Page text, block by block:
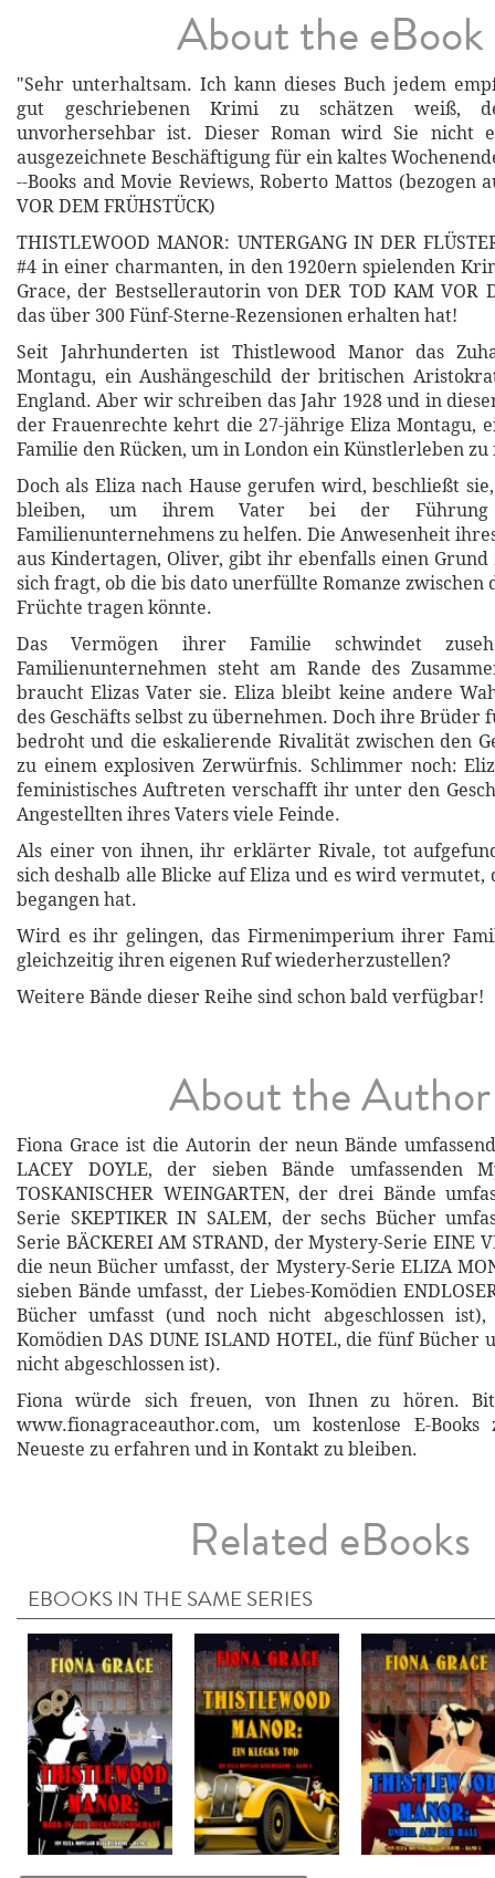
About the eBook
"Sehr unterhaltsam. Ich kann dieses Buch jedem
gut geschriebenen Krimi zu schätzen weiß,
unvorhersehbar ist. Dieser Roman wird Sie nicht
ausgezeichnete Beschäftigung für ein kaltes
--Books and Movie Reviews, Roberto Mattos (bezogen
VOR DEM FRÜHSTÜCK)
THISTLEWOOD MANOR: UNTERGANG IN DER
#4 in einer charmanten, in den 1920ern spielenden
Grace, der Bestsellerautorin von DER TOD KAM VOR
das über 300 Fünf-Sterne-Rezensionen erhalten hat!
Seit Jahrhunderten ist Thistlewood Manor das
Montagu, ein Aushängeschild der britischen
England. Aber wir schreiben das Jahr 1928 und in
der Frauenrechte kehrt die 27-jährige Eliza Montagu,
Familie den Rücken, um in London ein Künstlerleben
Doch als Eliza nach Hause gerufen wird, beschließt
bleiben, um ihrem Vater bei der Führung
Familienunternehmens zu helfen. Die Anwesenheit
aus Kindertagen, Oliver, gibt ihr ebenfalls einen Grund
sich fragt, ob die bis dato unerfüllte Romanze zwischen
Früchte tragen könnte.
Das Vermögen ihrer Familie schwindet
Familienunternehmen steht am Rande des
braucht Elizas Vater sie. Eliza bleibt keine andere
des Geschäfts selbst zu übernehmen. Doch ihre Brüder
bedroht und die eskalierende Rivalität zwischen den
zu einem explosiven Zerwürfnis. Schlimmer noch:
feministisches Auftreten verschafft ihr unter den
Angestellten ihres Vaters viele Feinde.
Als einer von ihnen, ihr erklärter Rivale, tot
sich deshalb alle Blicke auf Eliza und es wird vermutet,
begangen hat.
Wird es ihr gelingen, das Firmenimperium ihrer
gleichzeitig ihren eigenen Ruf wiederherzustellen?
Weitere Bände dieser Reihe sind schon bald verfügbar!
About the Author
Fiona Grace ist die Autorin der neun Bände
LACEY DOYLE, der sieben Bände umfassenden
TOSKANISCHER WEINGARTEN, der drei Bände
Serie SKEPTIKER IN SALEM, der sechs Bücher
Serie BÄCKEREI AM STRAND, der Mystery-Serie EINE
die neun Bücher umfasst, der Mystery-Serie ELIZA
sieben Bände umfasst, der Liebes-Komödien
Bücher umfasst (und noch nicht abgeschlossen
Komödien DAS DUNE ISLAND HOTEL, die fünf Bücher
nicht abgeschlossen ist).
Fiona würde sich freuen, von Ihnen zu hören.
www.fionagraceauthor.com, um kostenlose E-
Neueste zu erfahren und in Kontakt zu bleiben.
Related eBooks
EBOOKS IN THE SAME SERIES